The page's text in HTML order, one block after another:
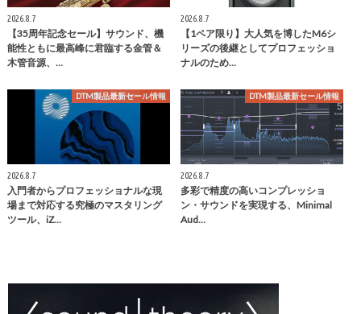
2026.8.7
【35周年記念セール】サウンド、機
能性ともに最高峰に君臨する金管＆
木管音源、…
2026.8.7
【1ペア限り】大人気を博したM6シ
リーズの後継としてプロフェッショ
ナルのため…
DTM製品最新セール情報
2026.8.7
入門者からプロフェッショナルな現
場まで対応する究極のマスタリング
ツール、iZ…
DTM製品最新セール情報
2026.8.7
多彩で精度の高いコンプレッショ
ン・サウンドを実現する、Minimal
Aud…